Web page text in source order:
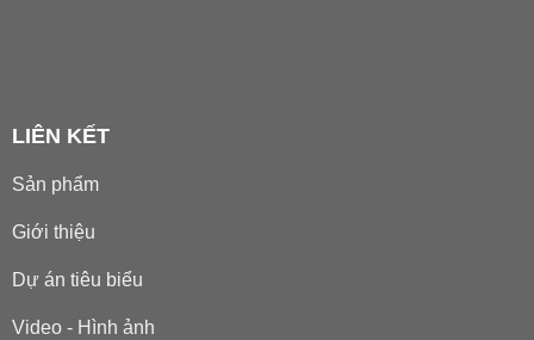
LIÊN KẾT
Sản phẩm
Giới thiệu
Dự án tiêu biểu
Video - Hình ảnh